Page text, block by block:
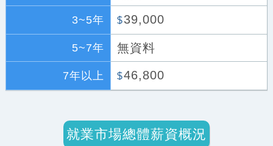
3~5年 $39,000
5~7年 無資料
7年以上 $46,800
就業市場總體薪資概況